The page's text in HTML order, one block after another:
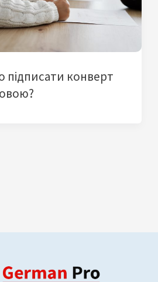
підписати конверт